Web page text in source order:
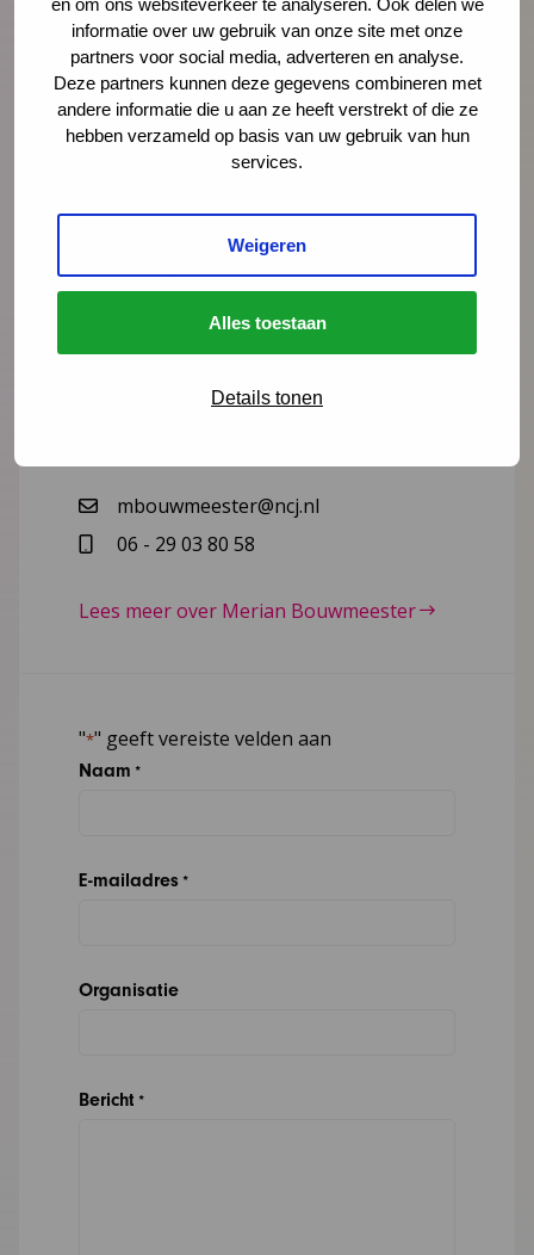
en om ons websiteverkeer te analyseren. Ook delen we
informatie over uw gebruik van onze site met onze
partners voor social media, adverteren en analyse.
Deze partners kunnen deze gegevens combineren met
andere informatie die u aan ze heeft verstrekt of die ze
hebben verzameld op basis van uw gebruik van hun
services.
Weigeren
Alles toestaan
Details tonen
Zo werk je EBP
mbouwmeester@ncj.nl
06 - 29 03 80 58
Lees meer over Merian Bouwmeester
"*" geeft vereiste velden aan
Naam *
E-mailadres *
Organisatie
Bericht *